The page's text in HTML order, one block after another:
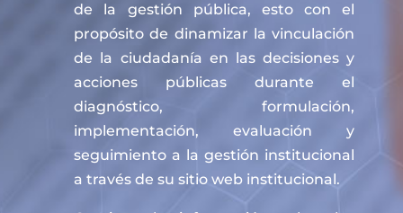
de la gestión pública, esto con el
propósito de dinamizar la vinculación
de la ciudadanía en las decisiones y
acciones públicas durante el
diagnóstico, formulación,
implementación, evaluación y
seguimiento a la gestión institucional
a través de su sitio web institucional.